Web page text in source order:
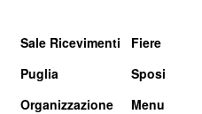
Sale Ricevimenti
Puglia
Organizzazione
Fiere
Sposi
Menu